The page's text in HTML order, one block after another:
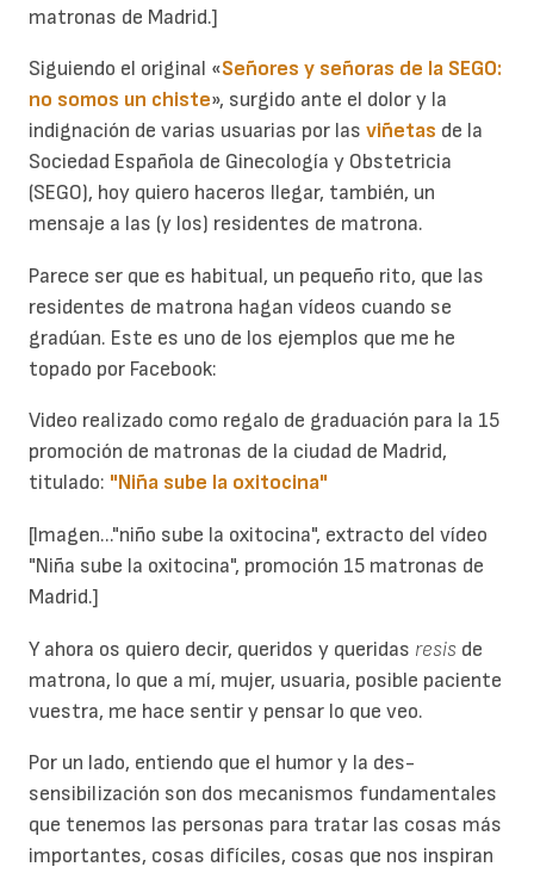
matronas de Madrid.]
Siguiendo el original «Señores y señoras de la SEGO:
no somos un chiste», surgido ante el dolor y la
indignación de varias usuarias por las viñetas de la
Sociedad Española de Ginecología y Obstetricia
(SEGO), hoy quiero haceros llegar, también, un
mensaje a las (y los) residentes de matrona.
Parece ser que es habitual, un pequeño rito, que las
residentes de matrona hagan vídeos cuando se
gradúan. Este es uno de los ejemplos que me he
topado por Facebook:
Video realizado como regalo de graduación para la 15
promoción de matronas de la ciudad de Madrid,
titulado: "Niña sube la oxitocina"
[Imagen..."niño sube la oxitocina", extracto del vídeo
"Niña sube la oxitocina", promoción 15 matronas de
Madrid.]
Y ahora os quiero decir, queridos y queridas resis de
matrona, lo que a mí, mujer, usuaria, posible paciente
vuestra, me hace sentir y pensar lo que veo.
Por un lado, entiendo que el humor y la des-
sensibilización son dos mecanismos fundamentales
que tenemos las personas para tratar las cosas más
importantes, cosas difíciles, cosas que nos inspiran